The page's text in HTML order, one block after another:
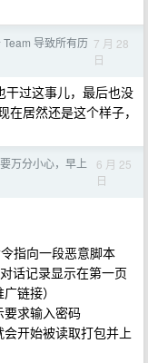
导致所有历 7 月 28
日
干过这事儿，最后也没
居然还是这个样子，
万分小心，早上
6 月 25
日
指向一段恶意脚本
话记录显示在第一页
链接）
要求输入密码
开始被读取打包并上